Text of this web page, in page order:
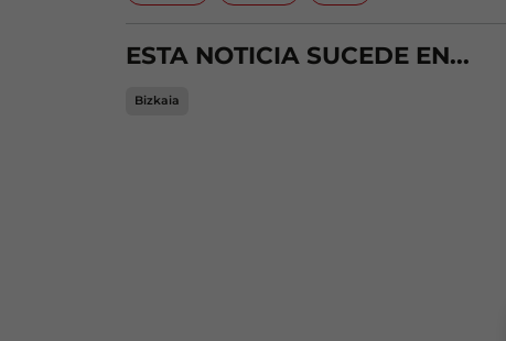
ESTA NOTICIA SUCEDE EN...
Bizkaia